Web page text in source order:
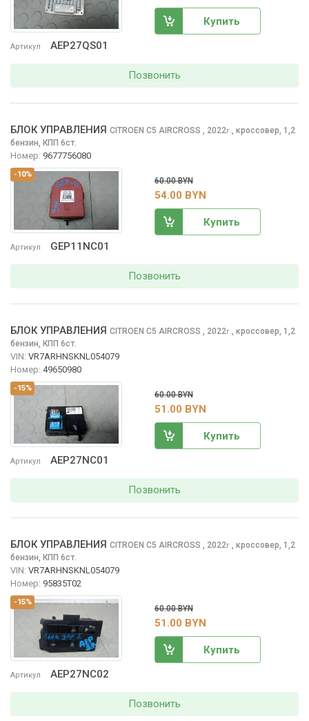
Артикул AEP27QS01
Купить
Позвонить
-10%
Артикул GEP11NC01
БЛОК УПРАВЛЕНИЯ CITROEN C5 AIRCROSS , 2022г., кроссовер, 1,2
бензин, КПП 6ст.
Номер: 9677756080
60.00 BYN
54.00 BYN
Купить
Позвонить
-15%
Артикул AEP27NC01
БЛОК УПРАВЛЕНИЯ CITROEN C5 AIRCROSS , 2022г., кроссовер, 1,2
бензин, КПП 6ст.
VIN: VR7ARHNSKNL054079
Номер: 49650980
60.00 BYN
51.00 BYN
Купить
Позвонить
-15%
Артикул AEP27NC02
БЛОК УПРАВЛЕНИЯ CITROEN C5 AIRCROSS , 2022г., кроссовер, 1,2
бензин, КПП 6ст.
VIN: VR7ARHNSKNL054079
Номер: 95835T02
60.00 BYN
51.00 BYN
Купить
Позвонить